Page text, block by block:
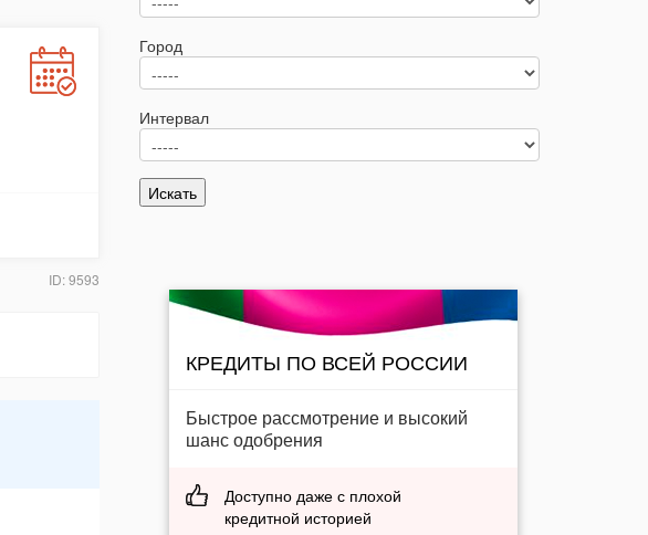
ID: 9593
Город
Интервал
КРЕДИТЫ ПО ВСЕЙ РОССИИ
Быстрое рассмотрение и высокий
шанс одобрения
Доступно даже с плохой
кредитной историей